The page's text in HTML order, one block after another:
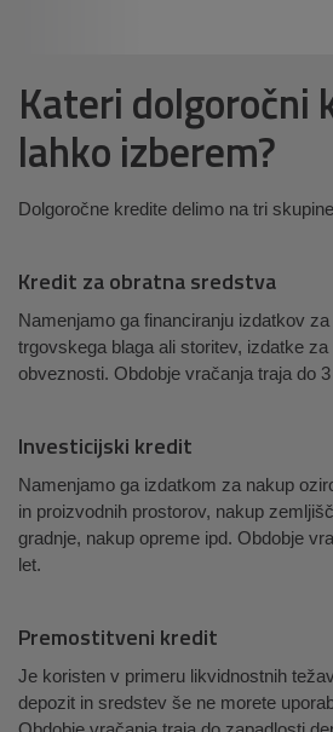
Kateri dolgoročni
lahko izberem?
Dolgoročne kredite delimo na tri
Kredit za obratna sredstva
Namenjamo ga financiranju izdatkov
trgovskega blaga ali storitev, izdatke
obveznosti. Obdobje vračanja traja do
Investicijski kredit
Namenjamo ga izdatkom za nakup
in proizvodnih prostorov, nakup
gradnje, nakup opreme ipd. Obdobje
let.
Premostitveni kredit
Je koristen v primeru likvidnostnih
depozit in sredstev še ne morete